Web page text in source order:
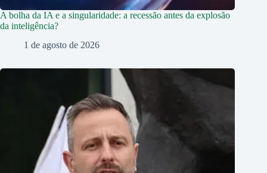
A bolha da IA e a singularidade: a recessão antes da explosão
da inteligência?
1 de agosto de 2026